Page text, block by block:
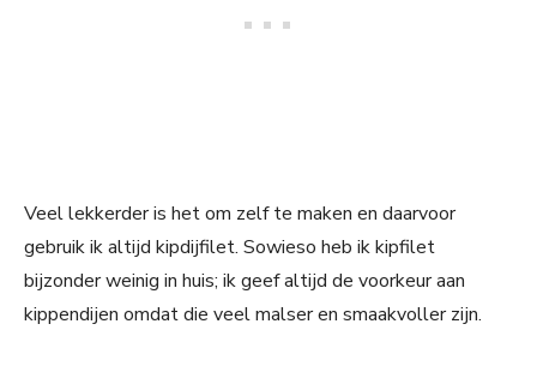
Veel lekkerder is het om zelf te maken en daarvoor
gebruik ik altijd kipdijfilet. Sowieso heb ik kipfilet
bijzonder weinig in huis; ik geef altijd de voorkeur aan
kippendijen omdat die veel malser en smaakvoller zijn.